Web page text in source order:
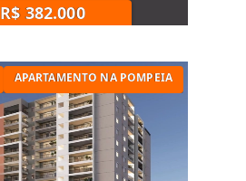
R$ 382.000
APARTAMENTO NA POMPEIA